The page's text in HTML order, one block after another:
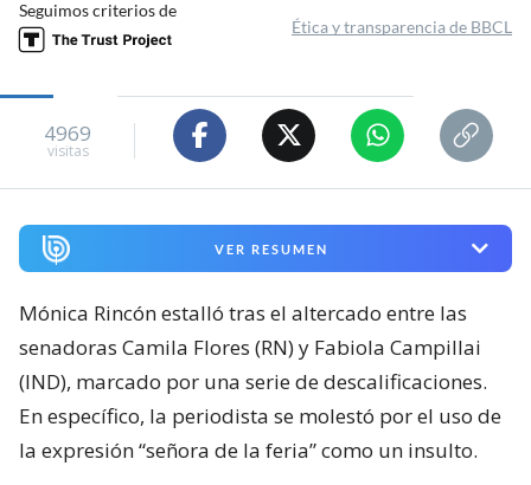
Seguimos criterios de
Ética y transparencia de BBCL
4969
visitas
VER RESUMEN
Mónica Rincón estalló tras el altercado entre las
senadoras Camila Flores (RN) y Fabiola Campillai
(IND), marcado por una serie de descalificaciones.
En específico, la periodista se molestó por el uso de
la expresión “señora de la feria” como un insulto.